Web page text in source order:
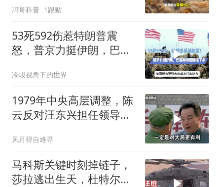
冯哥科普 1跟贴
53死592伤惹特朗普震
怒，普京力挺伊朗，巴恐
冷峻视角下的世界
1979年中央高层调整，陈
云反对汪东兴担任领导职
风月得自难寻
马科斯关键时刻掉链子，
莎拉逃出生天，杜特尔特